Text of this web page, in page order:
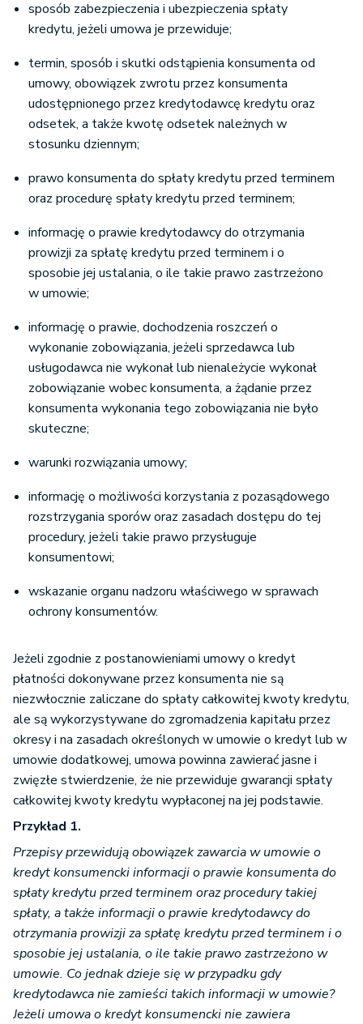
sposób zabezpieczenia i ubezpieczenia spłaty
kredytu, jeżeli umowa je przewiduje;
termin, sposób i skutki odstąpienia konsumenta od
umowy, obowiązek zwrotu przez konsumenta
udostępnionego przez kredytodawcę kredytu oraz
odsetek, a także kwotę odsetek należnych w
stosunku dziennym;
prawo konsumenta do spłaty kredytu przed terminem
oraz procedurę spłaty kredytu przed terminem;
informację o prawie kredytodawcy do otrzymania
prowizji za spłatę kredytu przed terminem i o
sposobie jej ustalania, o ile takie prawo zastrzeżono
w umowie;
informację o prawie, dochodzenia roszczeń o
wykonanie zobowiązania, jeżeli sprzedawca lub
usługodawca nie wykonał lub nienależycie wykonał
zobowiązanie wobec konsumenta, a żądanie przez
konsumenta wykonania tego zobowiązania nie było
skuteczne;
warunki rozwiązania umowy;
informację o możliwości korzystania z pozasądowego
rozstrzygania sporów oraz zasadach dostępu do tej
procedury, jeżeli takie prawo przysługuje
konsumentowi;
wskazanie organu nadzoru właściwego w sprawach
ochrony konsumentów.
Jeżeli zgodnie z postanowieniami umowy o kredyt
płatności dokonywane przez konsumenta nie są
niezwłocznie zaliczane do spłaty całkowitej kwoty kredytu,
ale są wykorzystywane do zgromadzenia kapitału przez
okresy i na zasadach określonych w umowie o kredyt lub w
umowie dodatkowej, umowa powinna zawierać jasne i
zwięzłe stwierdzenie, że nie przewiduje gwarancji spłaty
całkowitej kwoty kredytu wypłaconej na jej podstawie.
Przykład 1.
Przepisy przewidują obowiązek zawarcia w umowie o
kredyt konsumencki informacji o prawie konsumenta do
spłaty kredytu przed terminem oraz procedury takiej
spłaty, a także informacji o prawie kredytodawcy do
otrzymania prowizji za spłatę kredytu przed terminem i o
sposobie jej ustalania, o ile takie prawo zastrzeżono w
umowie. Co jednak dzieje się w przypadku gdy
kredytodawca nie zamieści takich informacji w umowie?
Jeżeli umowa o kredyt konsumencki nie zawiera